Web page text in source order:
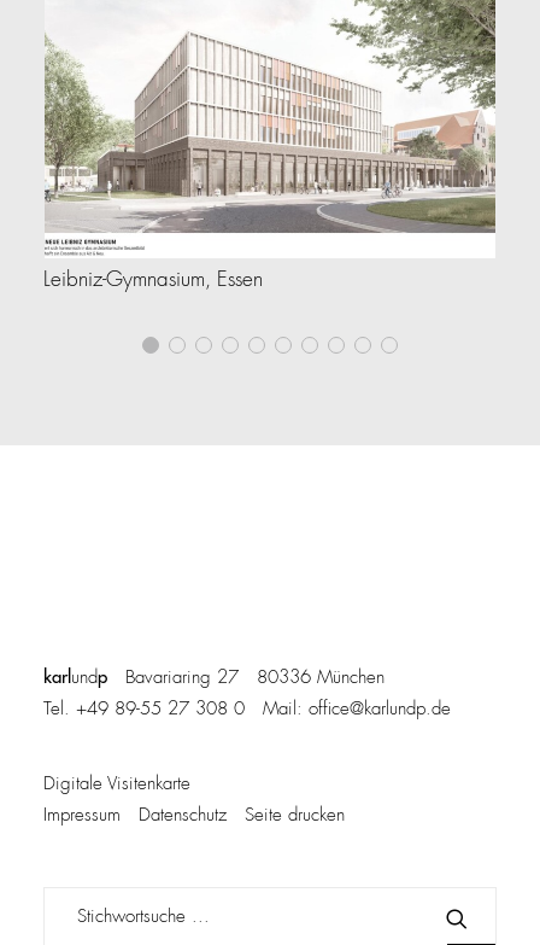
Leibniz-Gymnasium, Essen
karl undp Bavariaring 27 80336 München
Tel. +49 89-55 27 308 0 Mail: office@karlundp.de
Digitale Visitenkarte
Impressum
Datenschutz Seite drucken